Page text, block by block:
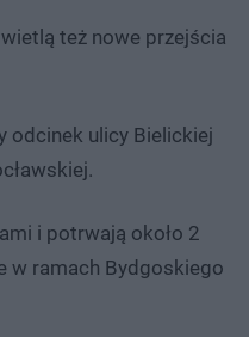
też nowe przejścia
odcinek ulicy Bielickiej
i potrwają około 2
w ramach Bydgoskiego